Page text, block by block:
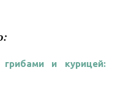
и курицей: